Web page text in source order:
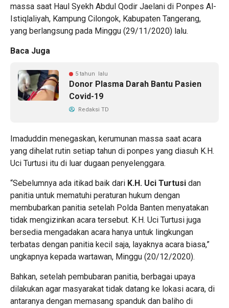
massa saat Haul Syekh Abdul Qodir Jaelani di Ponpes Al-
Istiqlaliyah, Kampung Cilongok, Kabupaten Tangerang,
yang berlangsung pada Minggu (29/11/2020) lalu.
Baca Juga
5 tahun lalu
Donor Plasma Darah Bantu Pasien
Covid-19
Redaksi TD
Imaduddin menegaskan, kerumunan massa saat acara
yang dihelat rutin setiap tahun di ponpes yang diasuh K.H.
Uci Turtusi itu di luar dugaan penyelenggara.
“Sebelumnya ada itikad baik dari K.H. Uci Turtusi dan
panitia untuk mematuhi peraturan hukum dengan
membubarkan panitia setelah Polda Banten menyatakan
tidak mengizinkan acara tersebut. K.H. Uci Turtusi juga
bersedia mengadakan acara hanya untuk lingkungan
terbatas dengan panitia kecil saja, layaknya acara biasa,”
ungkapnya kepada wartawan, Minggu (20/12/2020).
Bahkan, setelah pembubaran panitia, berbagai upaya
dilakukan agar masyarakat tidak datang ke lokasi acara, di
antaranya dengan memasang spanduk dan baliho di